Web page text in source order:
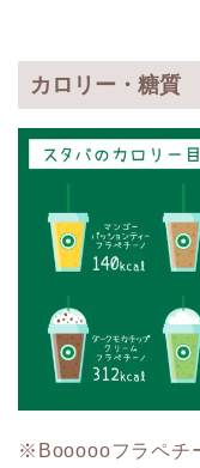
カロリー・糖質
※Boooooフラペチ